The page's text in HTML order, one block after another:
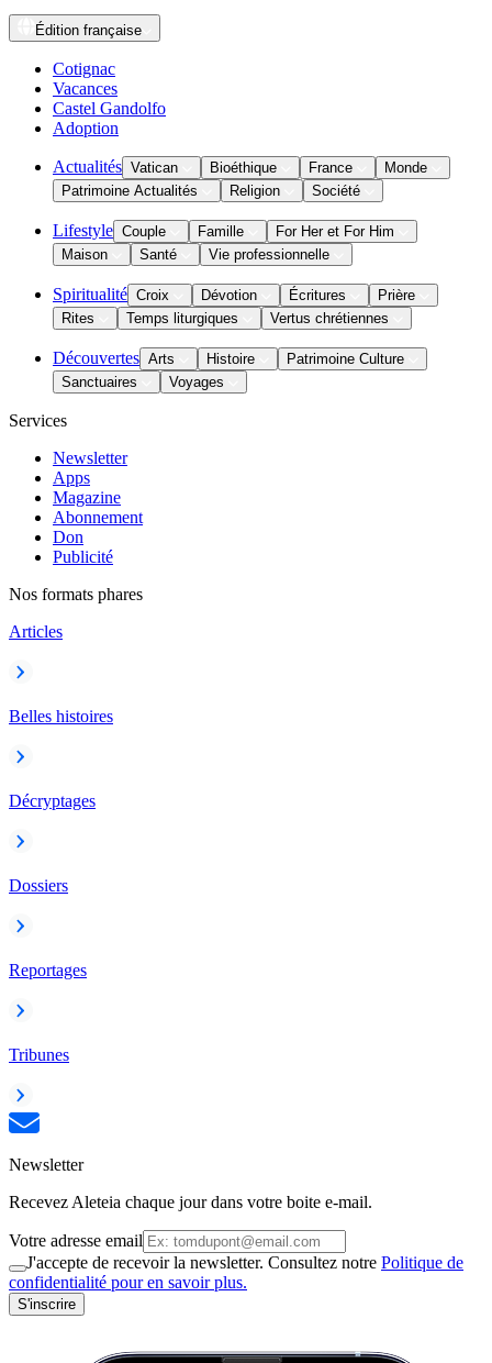
Édition française
Cotignac
Vacances
Castel Gandolfo
Adoption
Actualités Vatican Bioéthique France
Monde
Patrimoine Actualités
Religion Société
Lifestyle Couple Famille
For Her et For Him
Maison
Santé Vie professionnelle
Spiritualité Croix Dévotion Écritures
Prière
Rites
Temps liturgiques Vertus chrétiennes
Découvertes Arts Histoire
Patrimoine Culture
Sanctuaires
Voyages
Services
Newsletter
Apps
Magazine
Abonnement
Don
Publicité
Nos formats phares
Articles
Belles histoires
Décryptages
Dossiers
Reportages
Tribunes
Newsletter
Recevez Aleteia chaque jour dans votre boite e-mail.
Votre adresse email
J'accepte de recevoir la newsletter. Consultez notre Politique de
confidentialité pour en savoir plus.
S'inscrire